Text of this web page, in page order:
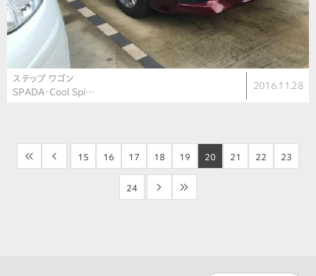
ステップ ワゴン
SPADA・Cool Spi…
2016.11.28
<< < 15 16 17 18 19 20 21 22 23
24 > >>